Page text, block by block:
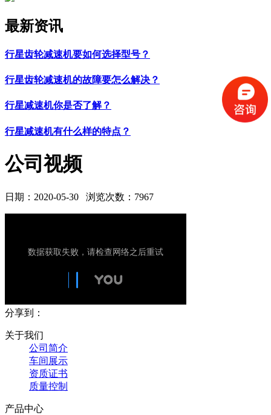
最新资讯
行星齿轮减速机要如何选择型号？
行星齿轮减速机的故障要怎么解决？
行星减速机你是否了解？
行星减速机有什么样的特点？
公司视频
日期：2020-05-30 浏览次数：7967
分享到：
关于我们
公司简介
车间展示
资质证书
质量控制
产品中心